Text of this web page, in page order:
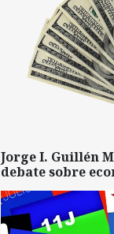
Jorge I. Guillén
debate sobre